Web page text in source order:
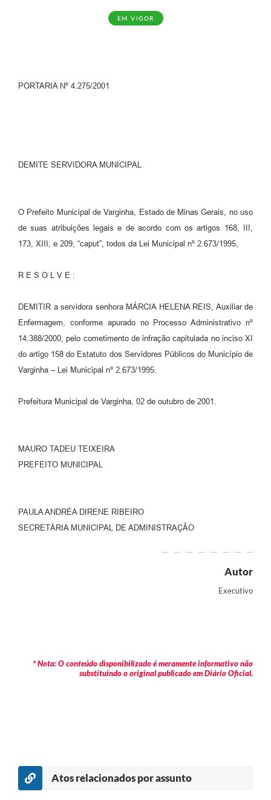
EM VIGOR
PORTARIA Nº 4.275/2001
DEMITE SERVIDORA MUNICIPAL
O Prefeito Municipal de Varginha, Estado de Minas Gerais, no uso
de suas atribuições legais e de acordo com os artigos 168, III,
173, XIII, e 209, “caput”, todos da Lei Municipal nº 2.673/1995,
R E S O L V E :
DEMITIR a servidora senhora MÁRCIA HELENA REIS, Auxiliar de
Enfermagem, conforme apurado no Processo Administrativo nº
14.388/2000, pelo cometimento de infração capitulada no inciso XI
do artigo 158 do Estatuto dos Servidores Públicos do Município de
Varginha – Lei Municipal nº 2.673/1995.
Prefeitura Municipal de Varginha, 02 de outubro de 2001.
MAURO TADEU TEIXEIRA
PREFEITO MUNICIPAL
PAULA ANDRÉA DIRENE RIBEIRO
SECRETÁRIA MUNICIPAL DE ADMINISTRAÇÃO
Autor
Executivo
* Nota: O conteúdo disponibilizado é meramente informativo não
substituindo o original publicado em Diário Oficial.
Atos relacionados por assunto